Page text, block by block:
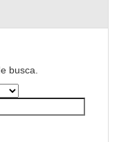
busca.